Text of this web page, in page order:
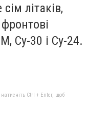
літаків,
Су-30 і Су-24.
Ctrl + Enter, щоб